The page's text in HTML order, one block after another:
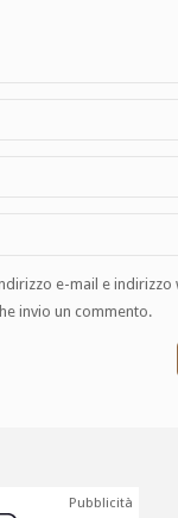
e-mail e
invio un commento.
Pubblicità